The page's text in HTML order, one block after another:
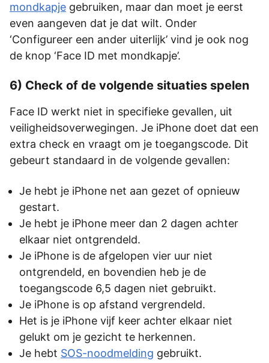
mondkapje gebruiken, maar dan moet je eerst
even aangeven dat je dat wilt. Onder
‘Configureer een ander uiterlijk’ vind je ook nog
de knop ‘Face ID met mondkapje’.
6) Check of de volgende situaties spelen
Face ID werkt niet in specifieke gevallen, uit
veiligheidsoverwegingen. Je iPhone doet dat een
extra check en vraagt om je toegangscode. Dit
gebeurt standaard in de volgende gevallen:
Je hebt je iPhone net aan gezet of opnieuw
gestart.
Je hebt je iPhone meer dan 2 dagen achter
elkaar niet ontgrendeld.
Je iPhone is de afgelopen vier uur niet
ontgrendeld, en bovendien heb je de
toegangscode 6,5 dagen niet gebruikt.
Je iPhone is op afstand vergrendeld.
Het is je iPhone vijf keer achter elkaar niet
gelukt om je gezicht te herkennen.
Je hebt SOS-noodmelding gebruikt.